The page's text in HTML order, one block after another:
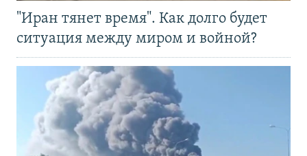
"Иран тянет время". Как долго будет
ситуация между миром и войной?